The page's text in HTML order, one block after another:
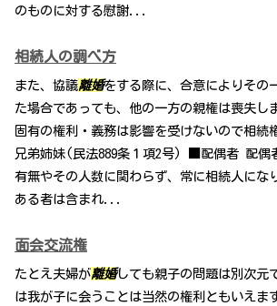
のものに対する慰謝...
相続人の調べ方
また、協議離婚をする際に、合意によりその
た場合であっても、他の一方の親権は喪失し
固有の権利・義務は影響を受けないので相
兄弟姉妹(民法889条１項2号) ■配偶者 配偶
有無やその人数に関わらず、常に相続人にな
ある者は含まれ...
面会交流権
たとえ夫婦が離婚しても親子の問題は別次元
は我が子に会うことは当然の権利ともいえま